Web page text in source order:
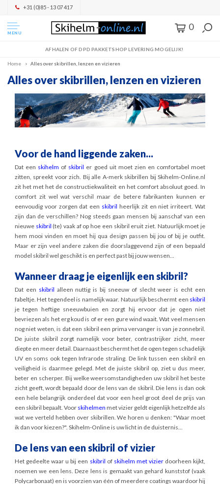
+31 (0)85 - 13 07 417
MENU
0
AFHALEN OF DPD PAKKETSHOP LEVERING MOGELIJK!
Home Alles over skibrillen, lenzen en vizieren
Alles over skibrillen, lenzen en vizieren
Voor de hand liggende zaken...
Dat een skihelm of skibril er goed uit moet zien en comfortabel moet
zitten, spreekt voor zich. Bij alle A-merk skibrillen bij Skihelm-Online.nl
zit het met het de constructiekwaliteit en het comfort absoluut goed. In
comfort zit wel wat verschil maar de betere fabrikanten kunnen er
eenvoudig voor zorgen dat een skibril heerlijk zit en niet irriteert. Wat
zijn dan de verschillen? Nog steeds gaan mensen bij aanschaf van een
nieuwe skibril (te) vaak af op hoe een skibril eruit ziet. Natuurlijk moet je
hem mooi vinden en moet hij qua design passen bij jou of bij je outfit.
Maar er zijn veel andere zaken die doorslaggevend zijn of een bepaald
model skibril wel geschikt is en perfect past bij jouw wensen...
Wanneer draag je eigenlijk een skibril?
Dat een skibril alleen nuttig is bij sneeuw of slecht weer is echt een
fabeltje. Het tegendeel is namelijk waar. Natuurlijk beschermt een skibril
je tegen heftige sneeuwbuien en zorgt hij ervoor dat je ogen niet
bevriezen als het erg koud is of er een gure wind waait. Wat veel mensen
nog niet weten, is dat een skibril een prima vervanger is van je zonnebril.
De juiste skibril zorgt namelijk voor beter, contrastrijker zicht, meer
diepte en meer detail. Daarnaast beschermt het de ogen tegen schadelijk
UV en soms ook tegen Infrarode straling. De link tussen een skibril en
veiligheid is daarmee gelegd. Met de juiste skibril op, ziet u dus meer,
beter en scherper. Bij welke weersomstandigheden uw skibril het beste
zicht geeft, wordt bepaald door de lens van de skibril. Die lens is dan ook
een hele belangrijk onderdeel dat voor een heel groot deel de prijs van
een skibril bepaalt. Voor skihelmen met vizier geldt eigenlijk hetzelfde als
wat we verteld hebben over skibrillen. We horen u denken: "Waar moet
ik dan voor kiezen?". Skihelm-Online is uw licht in de duisternis...
De lens van een skibril of vizier
Het gedeelte waar u bij een skibril of skihelm met vizier doorheen kijkt,
noemen we een lens. Deze lens is gemaakt van gehard kunststof (vaak
Polycarbonaat) en is voorzien van één of meerdere coatings waardoor hij